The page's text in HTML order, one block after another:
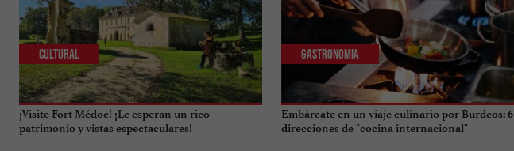
¡Visite Fort Médoc! ¡Le esperan un rico
patrimonio y vistas espectaculares!
Cultural
Embárcate en un viaje culinario por Burdeos: 6
direcciones de "cocina internacional"
Gastronomia